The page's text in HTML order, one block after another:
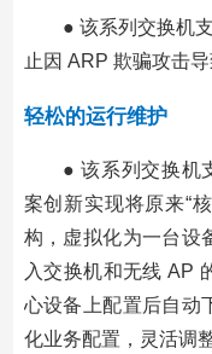
● 该系列交换机
止因 ARP 欺骗攻击
轻松的运行维护
● 该系列交换机
案创新实现将原来“
构，虚拟化为一台设
入交换机和无线 AP
心设备上配置后自动
化业务配置，灵活调